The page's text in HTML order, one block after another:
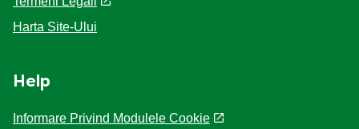
Harta Site-Ului
Help
Informare Privind Modulele Cookie